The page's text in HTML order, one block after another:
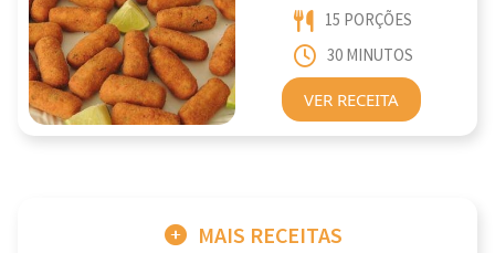
15 PORÇÕES
30 MINUTOS
VER RECEITA
MAIS RECEITAS